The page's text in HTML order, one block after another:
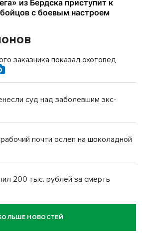
заказника показал охотовед
суд над заболевшим экс-
почти ослеп на шоколадной
200 тыс. рублей за смерть
водителя за смерть
НОВОСТЕЙ